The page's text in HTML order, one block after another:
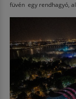
füvén egy rendhagyó,